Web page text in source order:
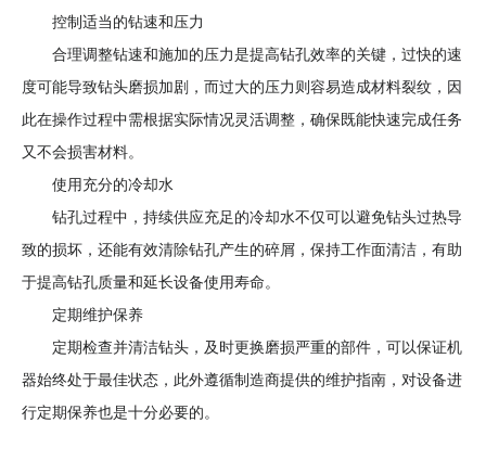
控制适当的钻速和压力
合理调整钻速和施加的压力是提高钻孔效率的关键，过快的速
度可能导致钻头磨损加剧，而过大的压力则容易造成材料裂纹，因
此在操作过程中需根据实际情况灵活调整，确保既能快速完成任务
又不会损害材料。
使用充分的冷却水
钻孔过程中，持续供应充足的冷却水不仅可以避免钻头过热导
致的损坏，还能有效清除钻孔产生的碎屑，保持工作面清洁，有助
于提高钻孔质量和延长设备使用寿命。
定期维护保养
定期检查并清洁钻头，及时更换磨损严重的部件，可以保证机
器始终处于最佳状态，此外遵循制造商提供的维护指南，对设备进
行定期保养也是十分必要的。